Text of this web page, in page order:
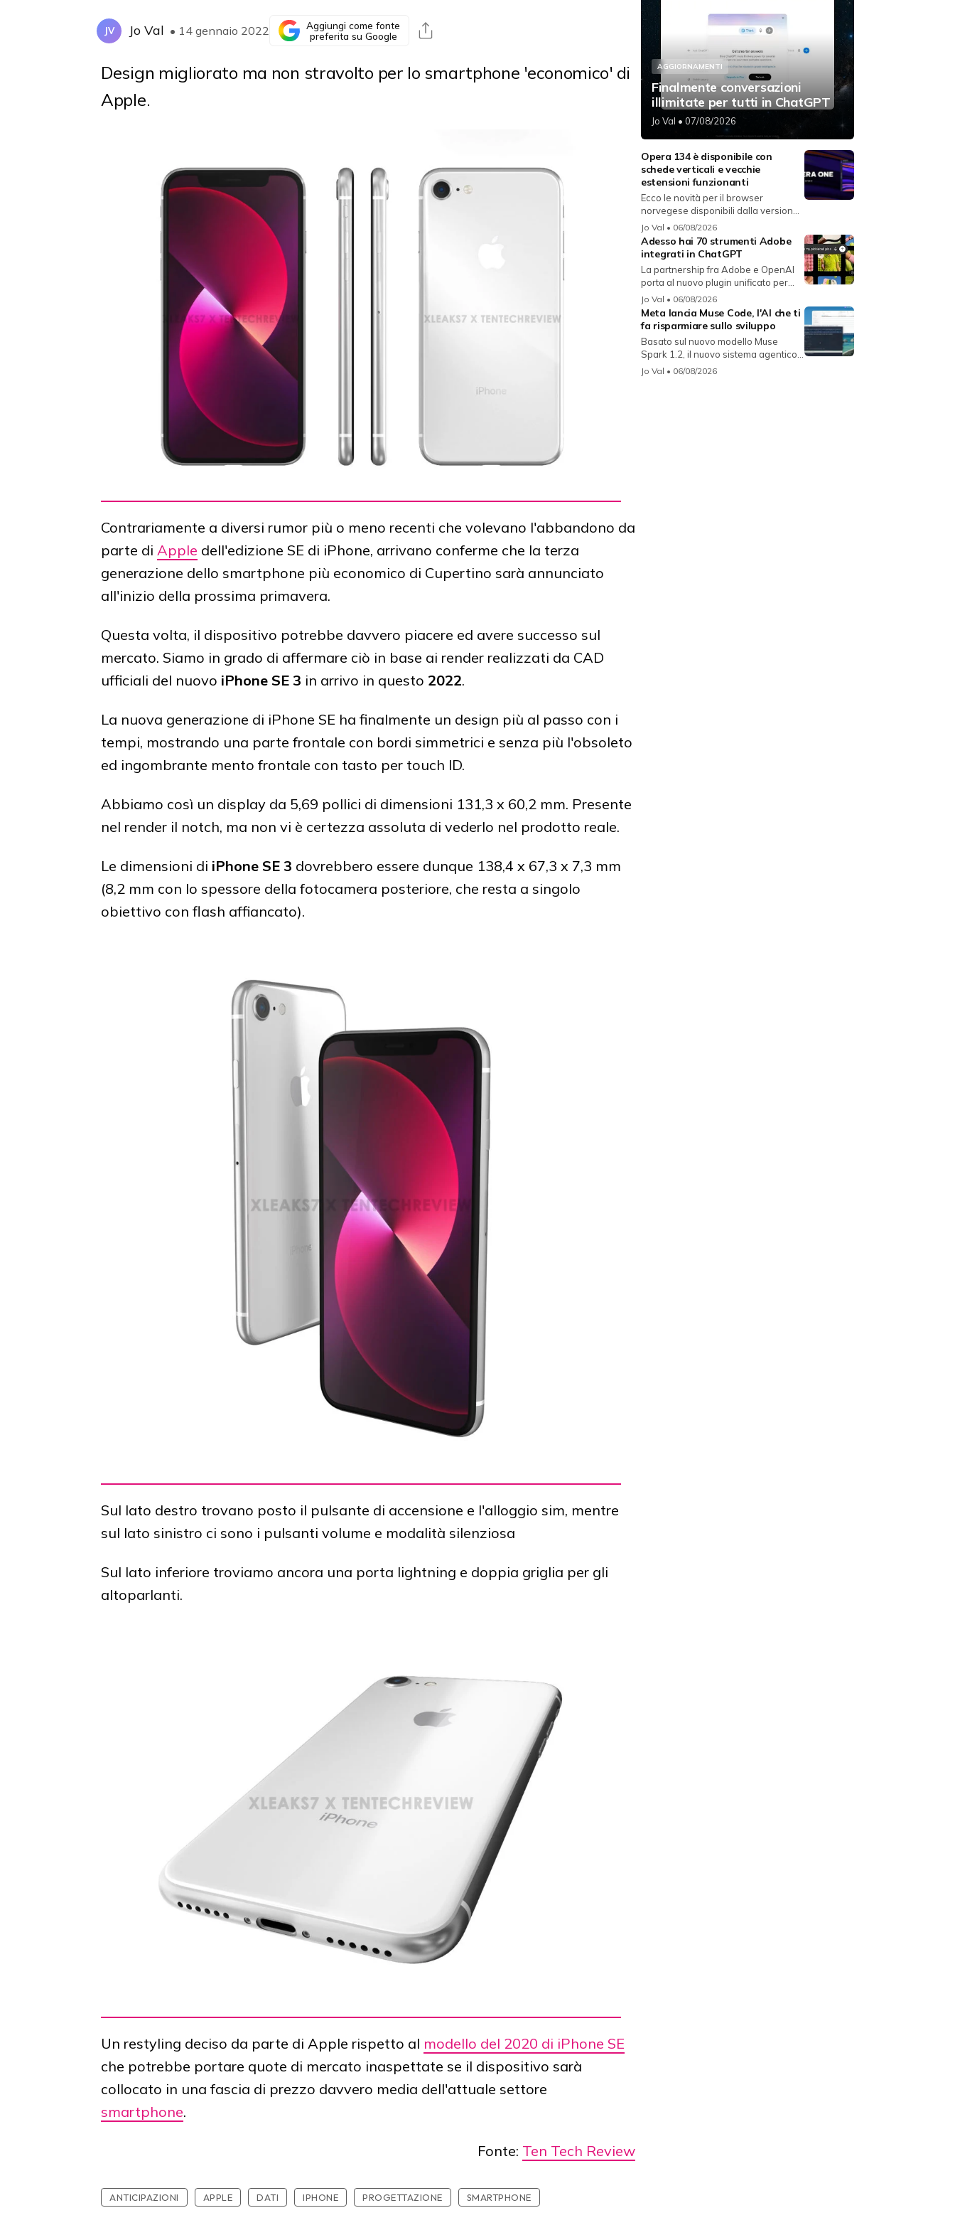
JV Jo Val • 14 gennaio 2022
Aggiungi come fonte
preferita su Google
Design migliorato ma non stravolto per lo smartphone 'economico' di
Apple.
Contrariamente a diversi rumor più o meno recenti che volevano l'abbandono da
parte di Apple dell'edizione SE di iPhone, arrivano conferme che la terza
generazione dello smartphone più economico di Cupertino sarà annunciato
all'inizio della prossima primavera.
Questa volta, il dispositivo potrebbe davvero piacere ed avere successo sul
mercato. Siamo in grado di affermare ciò in base ai render realizzati da CAD
ufficiali del nuovo iPhone SE 3 in arrivo in questo 2022.
La nuova generazione di iPhone SE ha finalmente un design più al passo con i
tempi, mostrando una parte frontale con bordi simmetrici e senza più l'obsoleto
ed ingombrante mento frontale con tasto per touch ID.
Abbiamo così un display da 5,69 pollici di dimensioni 131,3 x 60,2 mm. Presente
nel render il notch, ma non vi è certezza assoluta di vederlo nel prodotto reale.
Le dimensioni di iPhone SE 3 dovrebbero essere dunque 138,4 x 67,3 x 7,3 mm
(8,2 mm con lo spessore della fotocamera posteriore, che resta a singolo
obiettivo con flash affiancato).
Sul lato destro trovano posto il pulsante di accensione e l'alloggio sim, mentre
sul lato sinistro ci sono i pulsanti volume e modalità silenziosa
Sul lato inferiore troviamo ancora una porta lightning e doppia griglia per gli
altoparlanti.
Un restyling deciso da parte di Apple rispetto al modello del 2020 di iPhone SE
che potrebbe portare quote di mercato inaspettate se il dispositivo sarà
collocato in una fascia di prezzo davvero media dell'attuale settore
smartphone.
Fonte: Ten Tech Review
ANTICIPAZIONI APPLE DATI IPHONE PROGETTAZIONE SMARTPHONE
AGGIORNAMENTI
Finalmente conversazioni
illimitate per tutti in ChatGPT
Jo Val • 07/08/2026
Opera 134 è disponibile con
schede verticali e vecchie
estensioni funzionanti
Ecco le novità per il browser
norvegese disponibili dalla versione
134...
Jo Val • 06/08/2026
Adesso hai 70 strumenti Adobe
integrati in ChatGPT
La partnership fra Adobe e OpenAI
porta al nuovo plugin unificato per...
Jo Val • 06/08/2026
Meta lancia Muse Code, l'AI che ti
fa risparmiare sullo sviluppo
Basato sul nuovo modello Muse
Spark 1.2, il nuovo sistema agentico
fun...
Jo Val • 06/08/2026